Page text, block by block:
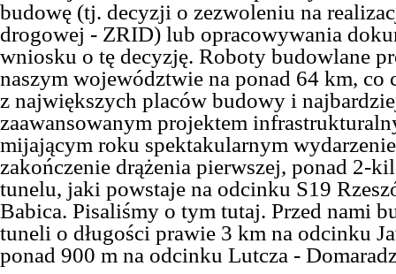
budowę (tj. decyzji o zezwoleniu na
drogowej - ZRID) lub opracowywania
wniosku o tę decyzję. Roboty budowlane
naszym województwie na ponad 64 km, co
z największych placów budowy i
zaawansowanym projektem
mijającym roku spektakularnym
zakończenie drążenia pierwszej, ponad 2-
tunelu, jaki powstaje na odcinku S19
Babica. Pisaliśmy o tym tutaj. Przed nami
tuneli o długości prawie 3 km na odcinku
ponad 900 m na odcinku Lutcza -